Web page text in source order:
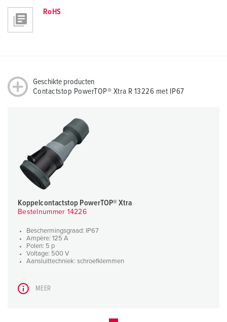
RoHS
Geschikte producten
Contactstop PowerTOP® Xtra R 13226 met IP67
Koppelcontactstop PowerTOP® Xtra
Bestelnummer 14226
Beschermingsgraad: IP67
Ampère: 125 A
Polen: 5 p
Voltage: 500 V
Aansluittechniek: schroefklemmen
MEER